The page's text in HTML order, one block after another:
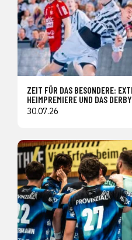
ZEIT FÜR DAS BESONDERE:
HEIMPREMIERE UND DAS
30.07.26